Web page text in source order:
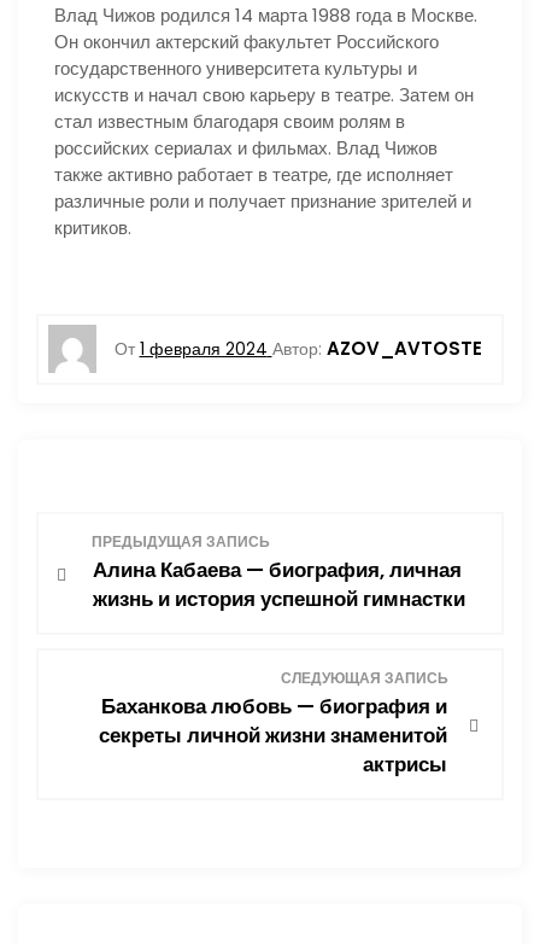
Влад Чижов родился 14 марта 1988 года в Москве.
Он окончил актерский факультет Российского
государственного университета культуры и
искусств и начал свою карьеру в театре. Затем он
стал известным благодаря своим ролям в
российских сериалах и фильмах. Влад Чижов
также активно работает в театре, где исполняет
различные роли и получает признание зрителей и
критиков.
От 1 февраля 2024 Автор: AZOV_AVTOSTE
ПРЕДЫДУЩАЯ ЗАПИСЬ
Алина Кабаева — биография, личная
жизнь и история успешной гимнастки
СЛЕДУЮЩАЯ ЗАПИСЬ
Баханкова любовь — биография и
секреты личной жизни знаменитой
актрисы